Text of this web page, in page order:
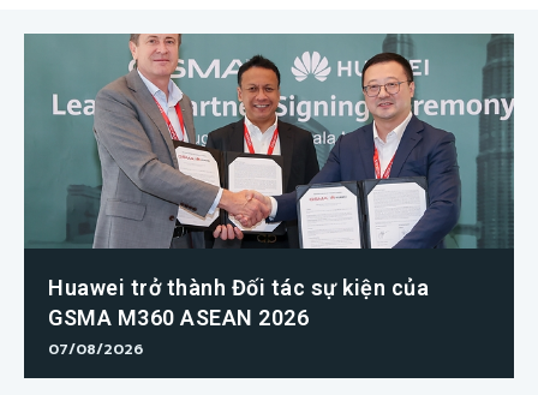
Huawei trở thành Đối tác sự kiện của
GSMA M360 ASEAN 2026
07/08/2026